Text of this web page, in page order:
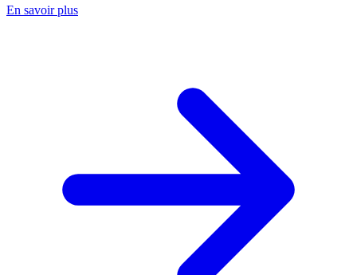
En savoir plus